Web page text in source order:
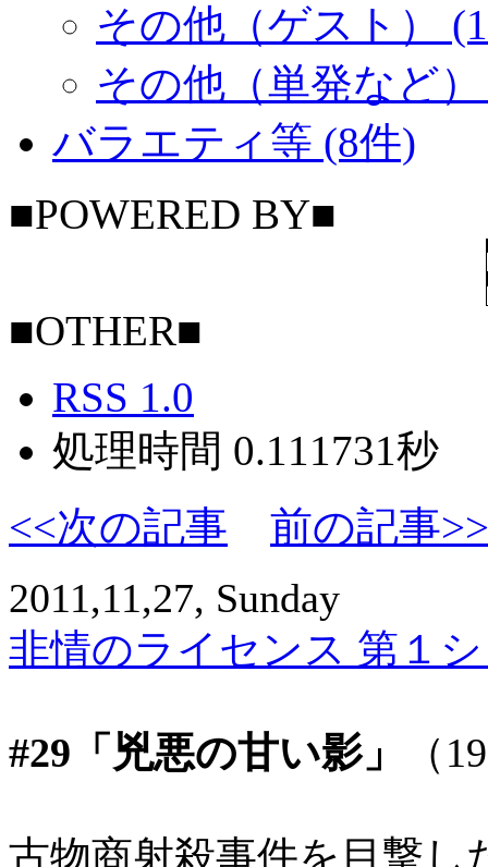
その他（ゲスト）
その他（単発など
バラエティ等 (8件)
■POWERED BY■
■OTHER■
RSS 1.0
処理時間 0.111731秒
<<次の記事
前の記事>>
2011,11,27, Sunday
非情のライセンス 第１
#29「兇悪の甘い影」 （
古物商射殺事件を目撃し